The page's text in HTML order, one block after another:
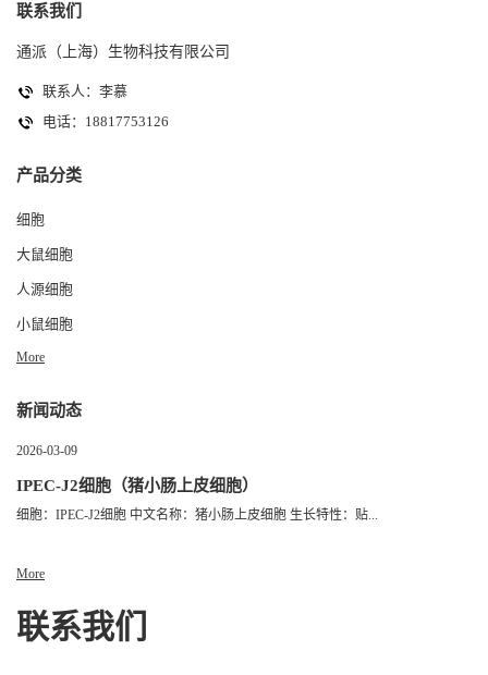
联系我们
通派（上海）生物科技有限公司
联系人：李慕
电话：18817753126
产品分类
细胞
大鼠细胞
人源细胞
小鼠细胞
More
新闻动态
2026-03-09
IPEC-J2细胞（猪小肠上皮细胞）
细胞：IPEC-J2细胞 中文名称：猪小肠上皮细胞 生长特性：贴...
More
联系我们